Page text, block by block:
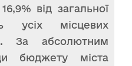
від загальної
усіх місцевих
За абсолютним
бюджету міста